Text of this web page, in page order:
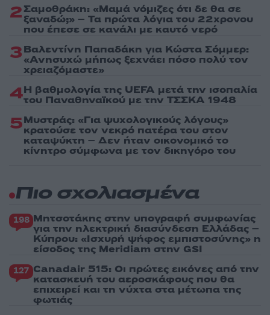
2Σαμοθράκη: «Μαμά νόμιζες ότι δε θα σε
ξαναδώ;» – Τα πρώτα λόγια του 22χρονου
που έπεσε σε κανάλι με καυτό νερό
3Βαλεντίνη Παπαδάκη για Κώστα Σόμμερ:
«Ανησυχώ μήπως ξεχνάει πόσο πολύ τον
χρειαζόμαστε»
4Η βαθμολογία της UEFA μετά την ισοπαλία
του Παναθηναϊκού με την ΤΣΣΚΑ 1948
5Μυστράς: «Για ψυχολογικούς λόγους»
κρατούσε τον νεκρό πατέρα του στον
καταψύκτη – Δεν ήταν οικονομικό το
κίνητρο σύμφωνα με τον δικηγόρο του
Πιο σχολιασμένα
198 Μητσοτάκης στην υπογραφή συμφωνίας
για την ηλεκτρική διασύνδεση Ελλάδας –
Κύπρου: «Ισχυρή ψήφος εμπιστοσύνης» η
είσοδος της Meridiam στην GSI
127 Canadair 515: Οι πρώτες εικόνες από την
κατασκευή του αεροσκάφους που θα
επιχειρεί και τη νύχτα στα μέτωπα της
φωτιάς